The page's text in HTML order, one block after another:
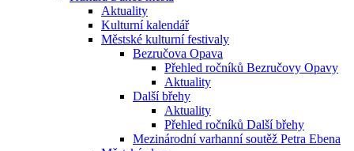
Aktuality
Kulturní kalendář
Městské kulturní festivaly
Bezručova Opava
Přehled ročníků Bezručovy Opavy
Aktuality
Další břehy
Aktuality
Přehled ročníků Další břehy
Mezinárodní varhanní soutěž Petra Ebena